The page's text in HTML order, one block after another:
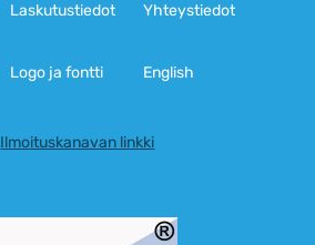
Laskutustiedot Yhteystiedot
Logo ja fontti English
Ilmoituskanavan linkki